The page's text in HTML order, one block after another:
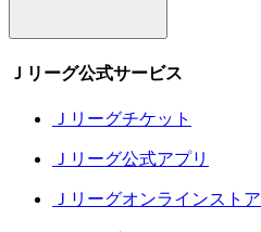
Ｊリーグ公式サービス
Ｊリーグチケット
Ｊリーグ公式アプリ
Ｊリーグオンラインストア